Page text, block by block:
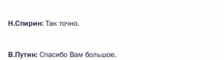
Н.Спирин: Так точно.
В.Путин: Спасибо Вам большое.